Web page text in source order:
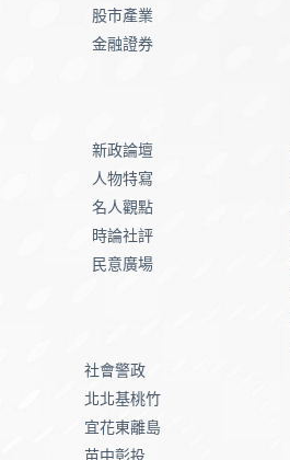
股市產業
金融證券
新政論壇
人物特寫
名人觀點
時論社評
民意廣場
社會警政
北北基桃竹
宜花東離島
苗中彰投